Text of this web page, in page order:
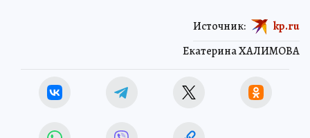
Екатерина ХАЛИМОВА
Источник: kp.ru